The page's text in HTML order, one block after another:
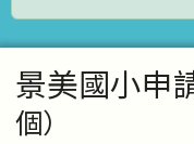
主內容區域
景美國小申
個）
頁尾區域